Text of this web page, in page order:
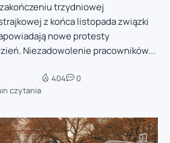
trzydniowej
z końca listopada związki
nowe protesty
Niezadowolenie pracowników...
czytania
404 0